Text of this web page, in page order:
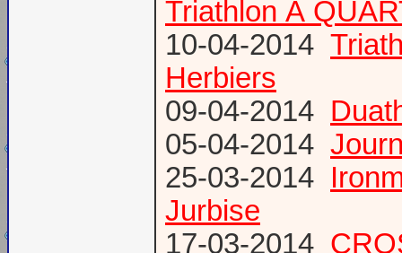
Triathlon Ã
10-04-2014
Herbiers
09-04-2014
05-04-2014
25-03-2014
Jurbise
17-03-2014